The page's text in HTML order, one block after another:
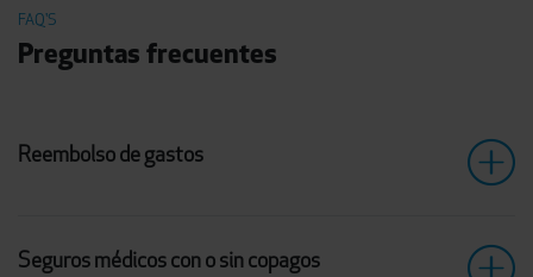
FAQ'S
Preguntas frecuentes
Reembolso de gastos
Seguros médicos con o sin copagos